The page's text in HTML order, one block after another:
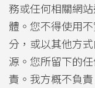
務或任何相關網
體。您不得使用
分，或以其他方
源。您所留下的
責。我方概不負